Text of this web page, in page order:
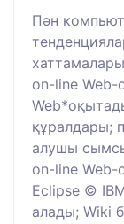
Пән
on-line Web-
құралдары;
алушы
on-line Web-
Eclipse ©
алады; Wiki